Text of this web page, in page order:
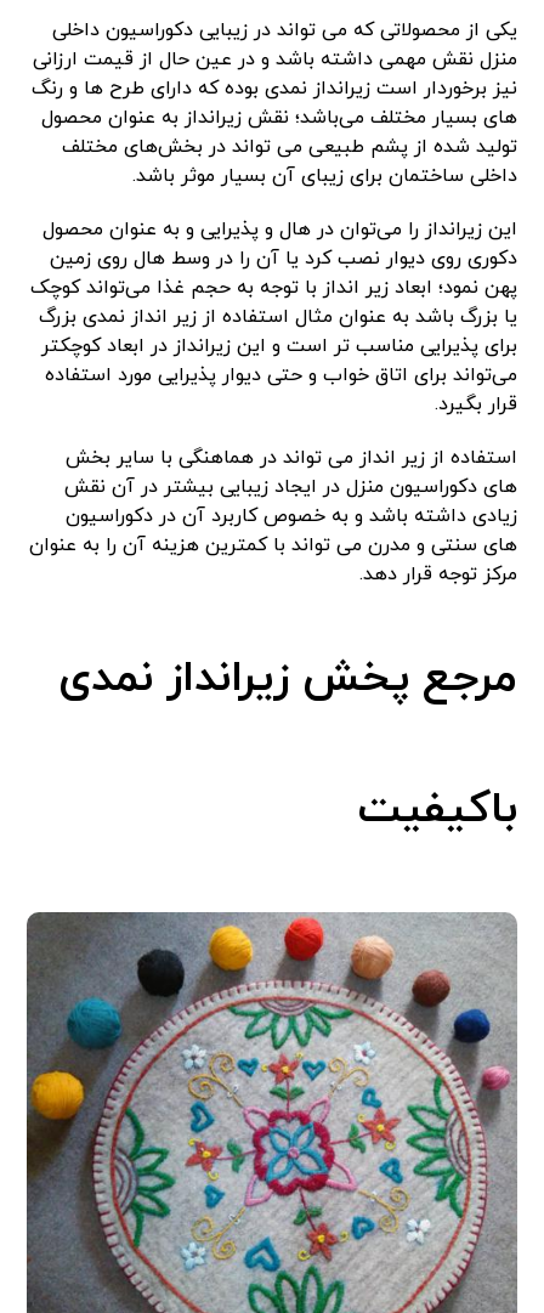
یکی از محصولاتی که می تواند در زیبایی دکوراسیون داخلی
منزل نقش مهمی داشته باشد و در عین حال از قیمت ارزانی
نیز برخوردار است زیرانداز نمدی بوده که دارای طرح ها و رنگ
های بسیار مختلف می‌باشد؛ نقش زیرانداز به عنوان محصول
تولید شده از پشم طبیعی می تواند در بخش‌های مختلف
داخلی ساختمان برای زیبای آن بسیار موثر باشد.
این زیرانداز را می‌توان در هال و پذیرایی و به عنوان محصول
دکوری روی دیوار نصب کرد یا آن را در وسط هال روی زمین
پهن نمود؛ ابعاد زیر انداز با توجه به حجم غذا می‌تواند کوچک
یا بزرگ باشد به عنوان مثال استفاده از زیر انداز نمدی بزرگ
برای پذیرایی مناسب تر است و این زیرانداز در ابعاد کوچکتر
می‌تواند برای اتاق خواب و حتی دیوار پذیرایی مورد استفاده
قرار بگیرد.
استفاده از زیر انداز می تواند در هماهنگی با سایر بخش
های دکوراسیون منزل در ایجاد زیبایی بیشتر در آن نقش
زیادی داشته باشد و به خصوص کاربرد آن در دکوراسیون
های سنتی و مدرن می تواند با کمترین هزینه آن را به عنوان
مرکز توجه قرار دهد.
مرجع پخش زیرانداز نمدی
باکیفیت